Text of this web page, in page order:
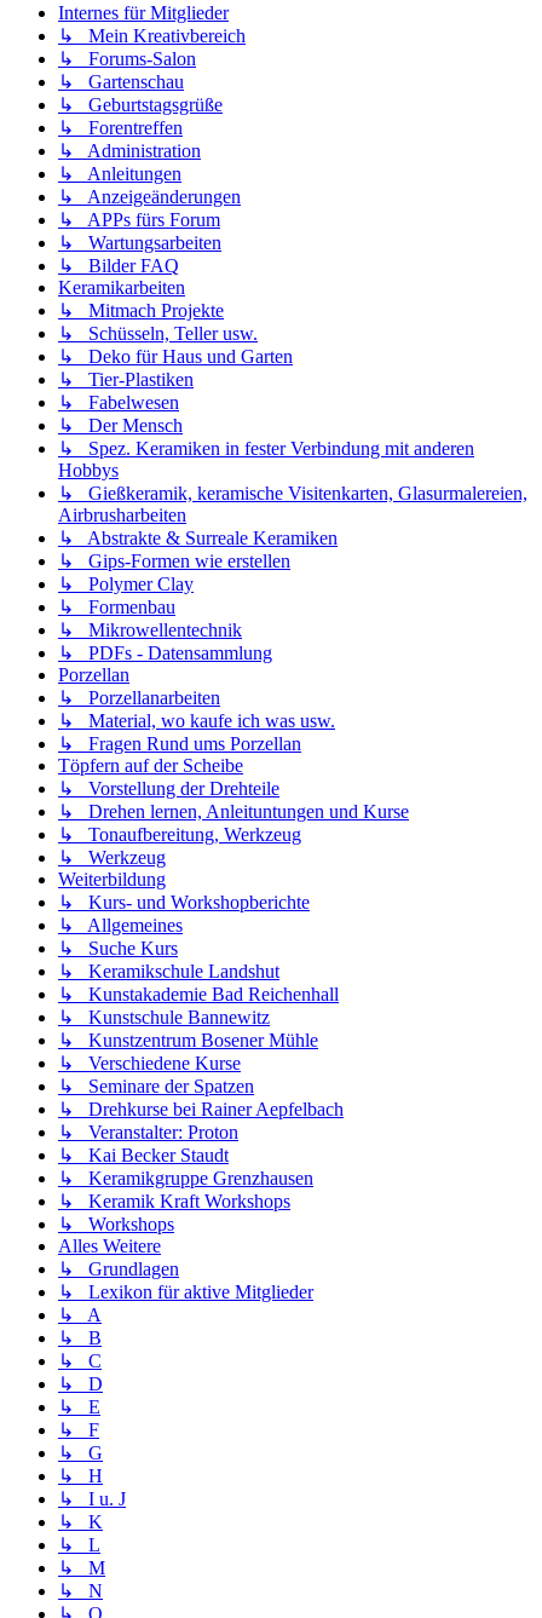
Internes für Mitglieder
↳ Mein Kreativbereich
↳ Forums-Salon
↳ Gartenschau
↳ Geburtstagsgrüße
↳ Forentreffen
↳ Administration
↳ Anleitungen
↳ Anzeigeänderungen
↳ APPs fürs Forum
↳ Wartungsarbeiten
↳ Bilder FAQ
Keramikarbeiten
↳ Mitmach Projekte
↳ Schüsseln, Teller usw.
↳ Deko für Haus und Garten
↳ Tier-Plastiken
↳ Fabelwesen
↳ Der Mensch
↳ Spez. Keramiken in fester Verbindung mit anderen
Hobbys
↳ Gießkeramik, keramische Visitenkarten, Glasurmalereien,
Airbrusharbeiten
↳ Abstrakte & Surreale Keramiken
↳ Gips-Formen wie erstellen
↳ Polymer Clay
↳ Formenbau
↳ Mikrowellentechnik
↳ PDFs - Datensammlung
Porzellan
↳ Porzellanarbeiten
↳ Material, wo kaufe ich was usw.
↳ Fragen Rund ums Porzellan
Töpfern auf der Scheibe
↳ Vorstellung der Drehteile
↳ Drehen lernen, Anleituntungen und Kurse
↳ Tonaufbereitung, Werkzeug
↳ Werkzeug
Weiterbildung
↳ Kurs- und Workshopberichte
↳ Allgemeines
↳ Suche Kurs
↳ Keramikschule Landshut
↳ Kunstakademie Bad Reichenhall
↳ Kunstschule Bannewitz
↳ Kunstzentrum Bosener Mühle
↳ Verschiedene Kurse
↳ Seminare der Spatzen
↳ Drehkurse bei Rainer Aepfelbach
↳ Veranstalter: Proton
↳ Kai Becker Staudt
↳ Keramikgruppe Grenzhausen
↳ Keramik Kraft Workshops
↳ Workshops
Alles Weitere
↳ Grundlagen
↳ Lexikon für aktive Mitglieder
↳ A
↳ B
↳ C
↳ D
↳ E
↳ F
↳ G
↳ H
↳ I u. J
↳ K
↳ L
↳ M
↳ N
↳ O